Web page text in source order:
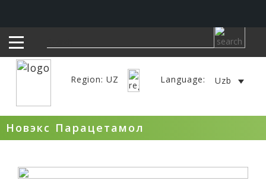
Region: UZ Language: Uzb
Новэкс Парацетамол